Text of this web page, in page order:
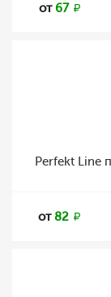
от67
Perfekt Line
от82